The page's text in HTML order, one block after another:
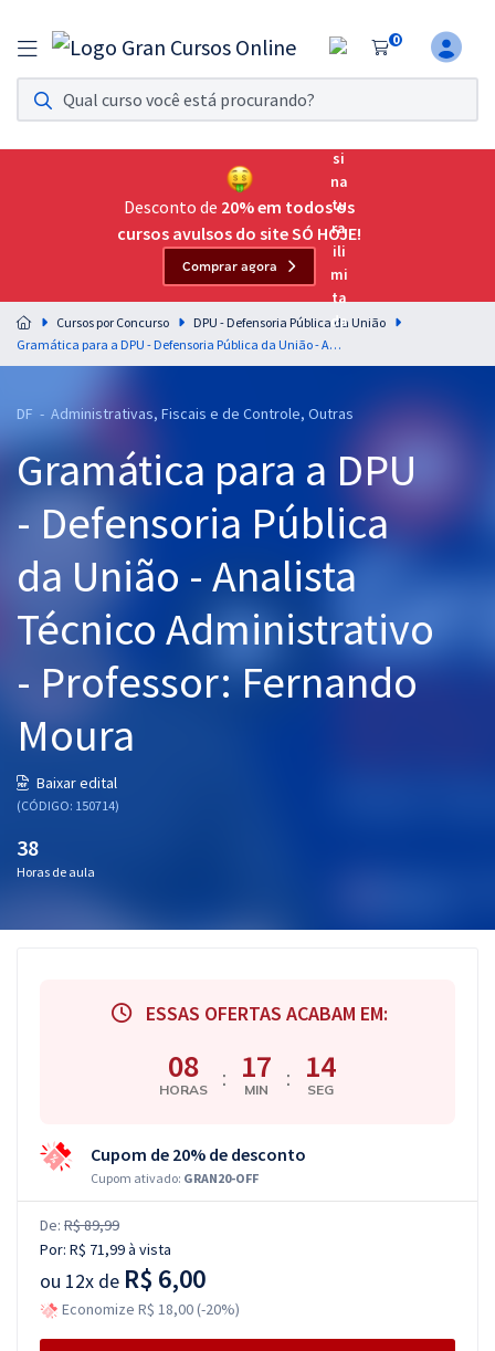
0
Assinatura Ilimitada 11
Acesso a todos os cursos. Teste grátis por 7 dias!
Assinatura OAB Até Passar
Acesso ilimitado a toda preparação para o Exame da
Residências Multiprofissionais
Preparação completa e intensiva para as principais
residências em saúde do Brasil
Cursos 20% OFF
Graduação
OAB
Questões grátis
Blog
Aprovados
Desconto de 20% em todos os
cursos avulsos do site SÓ HOJE!
Comprar agora
Cursos por Concurso
DPU - Defensoria Pública da União
Gramática para a DPU - Defensoria Pública da União - Analista Técnico Administrativo - Professor: Fernando Moura
DF - Administrativas, Fiscais e de Controle, Outras
Gramática para a DPU
- Defensoria Pública
da União - Analista
Técnico Administrativo
- Professor: Fernando
Moura
Baixar edital
(CÓDIGO: 150714)
38
Horas de aula
ESSAS OFERTAS ACABAM EM:
08
HORAS : 17
MIN : 13
SEG
Cupom de 20% de desconto
Cupom ativado: GRAN20-OFF
De: R$ 89,99
Por: R$ 71,99à vista
ou 12x de R$ 6,00
Economize R$ 18,00 (-20%)